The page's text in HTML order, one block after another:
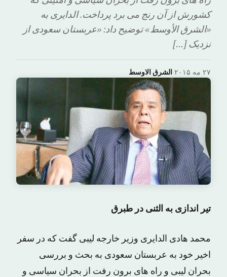
کشورش از آن رنج می برد پرداخت. الدایری به
«الشرق الأوسط» توضیح داد: «عربستان سعودی از
نزدیک […]
الشرق الاوسط· ۲۷ مه ۲۰۱۵
تیر اندازی به الثنی در طبرق
محمد هادی الدایری وزیر خارجه لیبی گفت که در سفر
اخیر خود به عربستان سعودی به بحث و بررسی
بحران لیبی و راه های برون رفت از بحران سیاسی و